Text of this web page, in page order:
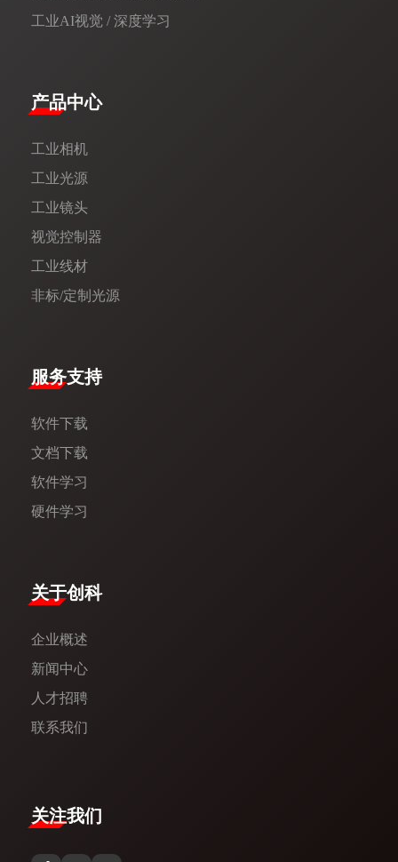
工业AI视觉 / 深度学习
产品中心
工业相机
工业光源
工业镜头
视觉控制器
工业线材
非标/定制光源
服务支持
软件下载
文档下载
软件学习
硬件学习
​关于创科​
企业概述
新闻中心​
人才招聘
联系我们
关注我们